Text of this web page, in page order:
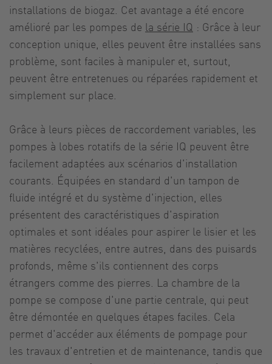
installations de biogaz. Cet avantage a été encore
amélioré par les pompes de la série IQ : Grâce à leur
conception unique, elles peuvent être installées sans
problème, sont faciles à manipuler et, surtout,
peuvent être entretenues ou réparées rapidement et
simplement sur place.
Grâce à leurs pièces de raccordement variables, les
pompes à lobes rotatifs de la série IQ peuvent être
facilement adaptées aux scénarios d'installation
courants. Équipées en standard d'un tampon de
fluide intégré et du système d'injection, elles
présentent des caractéristiques d'aspiration
optimales et sont idéales pour aspirer le lisier et les
matières recyclées, entre autres, dans des puisards
profonds, même s'ils contiennent des corps
étrangers comme des pierres. La chambre de la
pompe se compose d'une partie centrale, qui peut
être démontée en quelques étapes faciles. Cela
permet d'accéder aux éléments de pompage pour
les travaux d'entretien et de maintenance, tandis que